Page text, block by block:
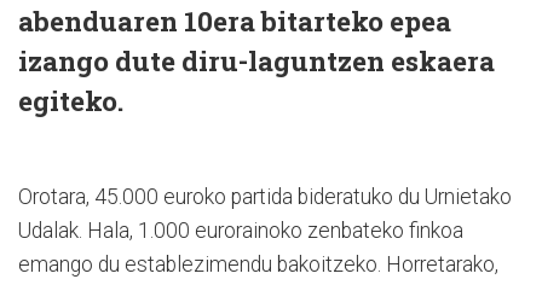
abenduaren 10era bitarteko epea
izango dute diru-laguntzen eskaera
egiteko.
Orotara, 45.000 euroko partida bideratuko du Urnietako
Udalak. Hala, 1.000 eurorainoko zenbateko finkoa
emango du establezimendu bakoitzeko. Horretarako,